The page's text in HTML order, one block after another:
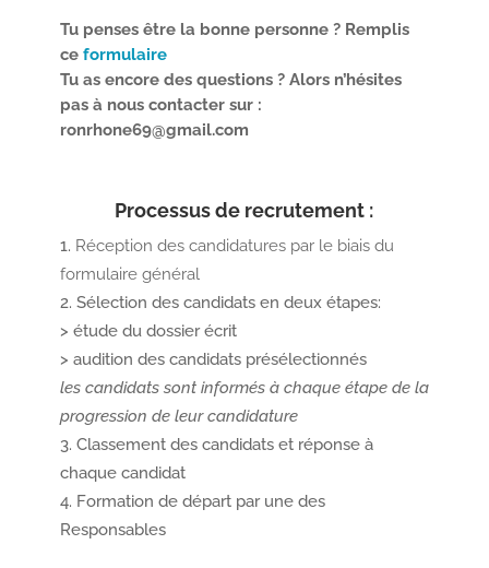
Tu penses être la bonne personne ? Remplis
ce formulaire
Tu as encore des questions ? Alors n’hésites
pas à nous contacter sur :
ronrhone69@gmail.com
Processus de recrutement :
Réception des candidatures par le biais du
formulaire général
Sélection des candidats en deux étapes:
> étude du dossier écrit
> audition des candidats présélectionnés
les candidats sont informés à chaque étape de la
progression de leur candidature
Classement des candidats et réponse à
chaque candidat
Formation de départ par une des
Responsables